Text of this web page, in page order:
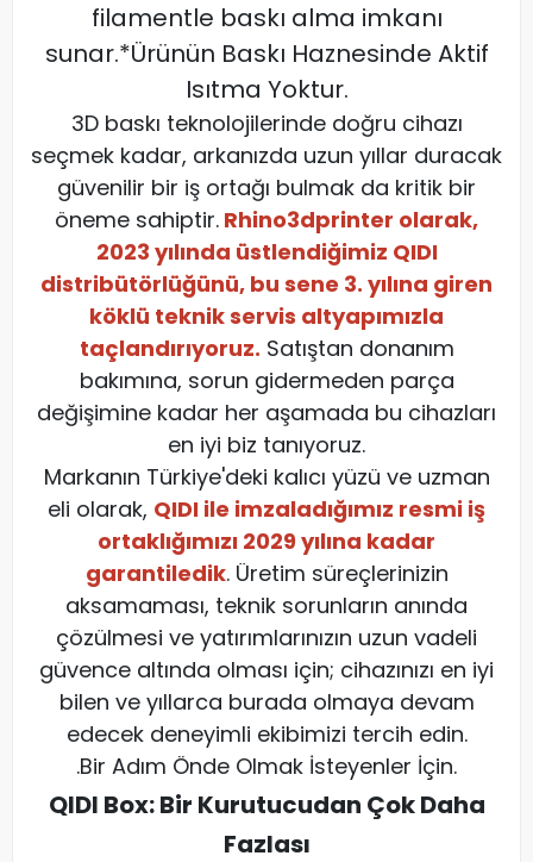
filamentle baskı alma imkanı
sunar.*Ürünün Baskı Haznesinde Aktif
Isıtma Yoktur.
3D baskı teknolojilerinde doğru cihazı
seçmek kadar, arkanızda uzun yıllar duracak
güvenilir bir iş ortağı bulmak da kritik bir
öneme sahiptir. Rhino3dprinter olarak,
2023 yılında üstlendiğimiz QIDI
distribütörlüğünü, bu sene 3. yılına giren
köklü teknik servis altyapımızla
taçlandırıyoruz. Satıştan donanım
bakımına, sorun gidermeden parça
değişimine kadar her aşamada bu cihazları
en iyi biz tanıyoruz.
​Markanın Türkiye'deki kalıcı yüzü ve uzman
eli olarak, QIDI ile imzaladığımız resmi iş
ortaklığımızı 2029 yılına kadar
garantiledik. Üretim süreçlerinizin
aksamaması, teknik sorunların anında
çözülmesi ve yatırımlarınızın uzun vadeli
güvence altında olması için; cihazınızı en iyi
bilen ve yıllarca burada olmaya devam
edecek deneyimli ekibimizi tercih edin.
.Bir Adım Önde Olmak İsteyenler İçin.
QIDI Box: Bir Kurutucudan Çok Daha
Fazlası